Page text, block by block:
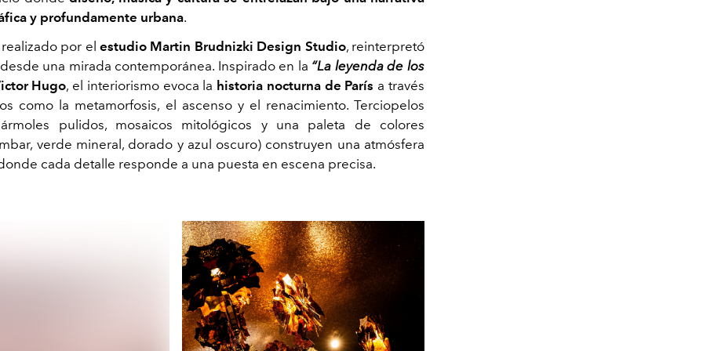
y profundamente urbana.
por el estudio Martin Brudnizki Design Studio, reinterpretó
una mirada contemporánea. Inspirado en la “La leyenda de los
Hugo, el interiorismo evoca la historia nocturna de París a través
como la metamorfosis, el ascenso y el renacimiento. Terciopelos
pulidos, mosaicos mitológicos y una paleta de colores
verde mineral, dorado y azul oscuro) construyen una atmósfera
cada detalle responde a una puesta en escena precisa.